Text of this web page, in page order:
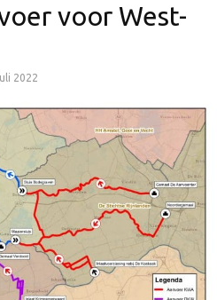
voor West-
2022